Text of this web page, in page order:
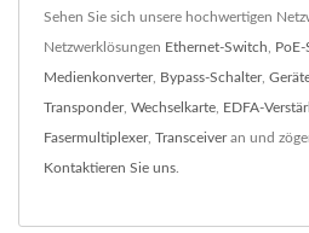
Sehen Sie sich unsere hochwertigen
Netzwerklösungen Ethernet-Switch
Medienkonverter, Bypass-Schalter,
Transponder, Wechselkarte EDFA-
Fasermultiplexer, Transceiveran und
Kontaktieren Sie uns